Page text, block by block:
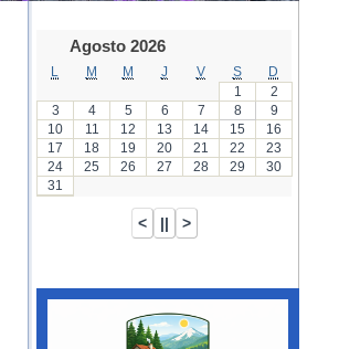
Agosto 2026
M M J V S
D
1
2
3
4 5 6 7 8
9
10
11 12 13 14 15
16
17
18 19 20 21 22
23
24
25 26 27 28 29
30
31